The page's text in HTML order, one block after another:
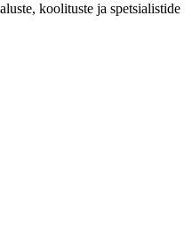
koolituste ja spetsialistide